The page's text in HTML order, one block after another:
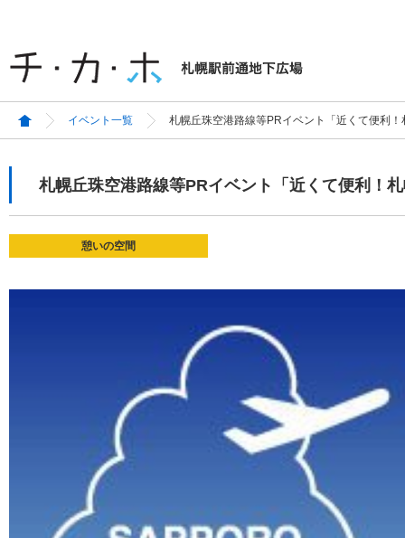
イベント一覧 札幌丘珠空港路線等PRイベント「近くて便利！
札幌丘珠空港路線等PRイベント「近くて便利！
憩いの空間